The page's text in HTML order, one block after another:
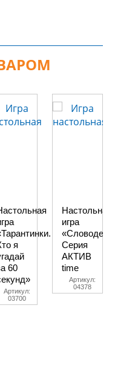
я
60
Артикул:
03700
Настольная
игра
Серия
АКТИВ
time
Артикул:
04378